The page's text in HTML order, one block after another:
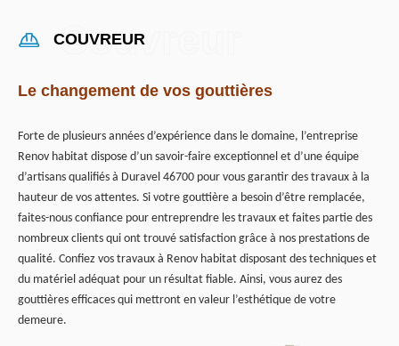
COUVREUR
Le changement de vos gouttières
Forte de plusieurs années d’expérience dans le domaine, l’entreprise
Renov habitat dispose d’un savoir-faire exceptionnel et d’une équipe
d’artisans qualifiés à Duravel 46700 pour vous garantir des travaux à la
hauteur de vos attentes. Si votre gouttière a besoin d’être remplacée,
faites-nous confiance pour entreprendre les travaux et faites partie des
nombreux clients qui ont trouvé satisfaction grâce à nos prestations de
qualité. Confiez vos travaux à Renov habitat disposant des techniques et
du matériel adéquat pour un résultat fiable. Ainsi, vous aurez des
gouttières efficaces qui mettront en valeur l’esthétique de votre
demeure.